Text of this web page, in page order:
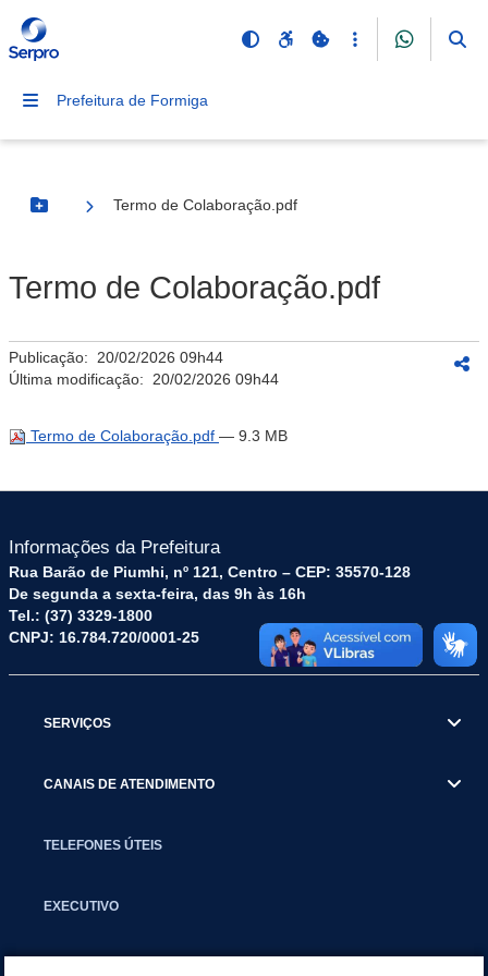
Prefeitura de Formiga
Botão Menu
Termo de Colaboração.pdf
Termo de Colaboração.pdf
Publicação: 20/02/2026 09h44
Última modificação: 20/02/2026 09h44
Termo de Colaboração.pdf — 9.3 MB
Informações da Prefeitura
Rua Barão de Piumhi, nº 121, Centro – CEP: 35570-128
De segunda a sexta-feira, das 9h às 16h
Tel.: (37) 3329-1800
CNPJ: 16.784.720/0001-25
SERVIÇOS
CANAIS DE ATENDIMENTO
TELEFONES ÚTEIS
EXECUTIVO